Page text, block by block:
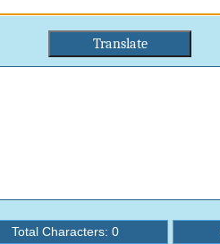
Total Characters:0